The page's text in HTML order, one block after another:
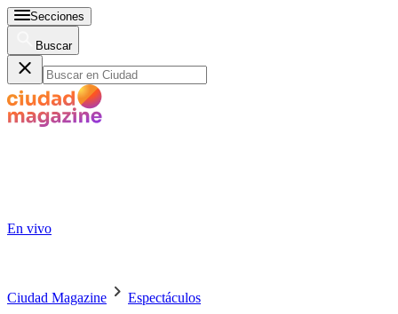
Secciones
Buscar
En vivo
Ciudad Magazine Espectáculos